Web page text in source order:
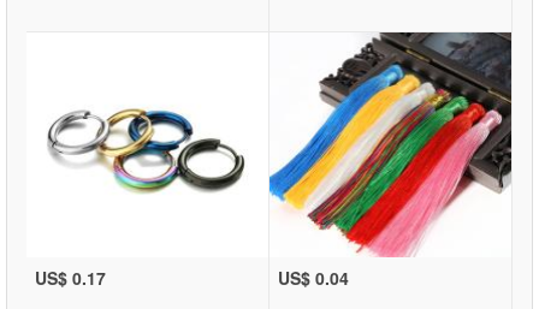
US$ 0.17 US$ 0.04